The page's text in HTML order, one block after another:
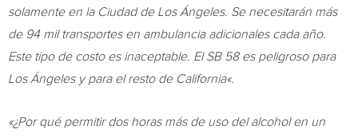
solamente en la Ciudad de Los Ángeles. Se necesitarán más
de 94 mil transportes en ambulancia adicionales cada año.
Este tipo de costo es inaceptable. El SB 58 es peligroso para
Los Ángeles y para el resto de California«.
«¿Por qué permitir dos horas más de uso del alcohol en un